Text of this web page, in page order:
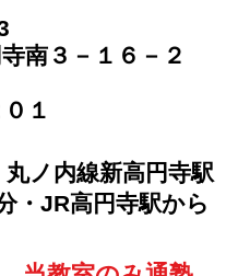
南３－１６－２
１
ノ内線新高円寺駅
・JR高円寺駅から